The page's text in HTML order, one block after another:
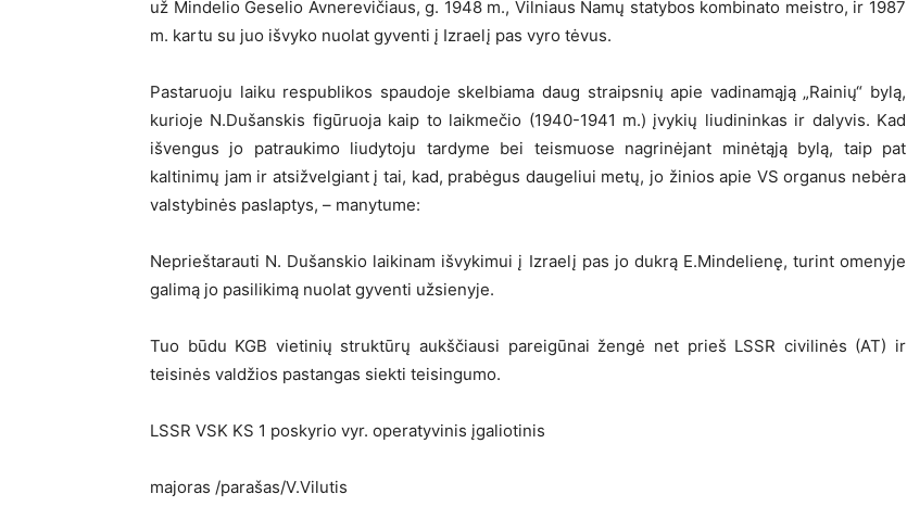
už Mindelio Geselio Avnerevičiaus, g. 1948 m., Vilniaus Namų statybos kombinato meistro, ir 1987
m. kartu su juo išvyko nuolat gyventi į Izraelį pas vyro tėvus.
Pastaruoju laiku respublikos spaudoje skelbiama daug straipsnių apie vadinamąją „Rainių“ bylą,
kurioje N.Dušanskis figūruoja kaip to laikmečio (1940-1941 m.) įvykių liudininkas ir dalyvis. Kad
išvengus jo patraukimo liudytoju tardyme bei teismuose nagrinėjant minėtąją bylą, taip pat
kaltinimų jam ir atsižvelgiant į tai, kad, prabėgus daugeliui metų, jo žinios apie VS organus nebėra
valstybinės paslaptys, – manytume:
Neprieštarauti N. Dušanskio laikinam išvykimui į Izraelį pas jo dukrą E.Mindelienę, turint omenyje
galimą jo pasilikimą nuolat gyventi užsienyje.
Tuo būdu KGB vietinių struktūrų aukščiausi pareigūnai žengė net prieš LSSR civilinės (AT) ir
teisinės valdžios pastangas siekti teisingumo.
LSSR VSK KS 1 poskyrio vyr. operatyvinis įgaliotinis
majoras /parašas/V.Vilutis